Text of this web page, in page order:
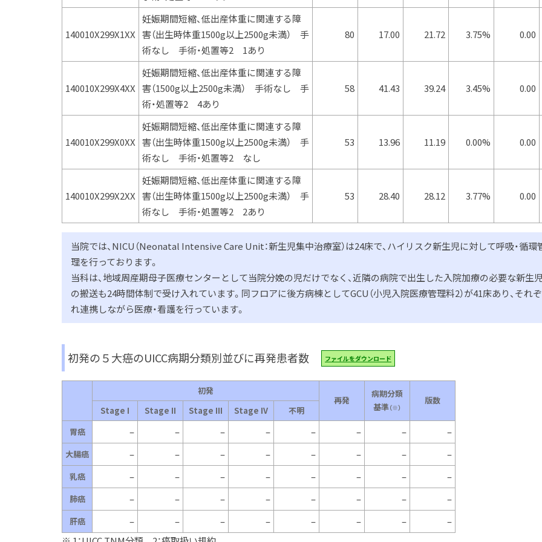
140010X299X1XX
妊娠期間短縮、低出産体重に関連する障
害（出生時体重1500g以上2500g未満） 手
術なし 手術・処置等2 1あり
80 17.00 21.72 3.75% 0.00
140010X299X4XX
妊娠期間短縮、低出産体重に関連する障
害（1500g以上2500g未満） 手術なし 手
術・処置等2 4あり
58 41.43 39.24 3.45% 0.00
140010X299X0XX
妊娠期間短縮、低出産体重に関連する障
害（出生時体重1500g以上2500g未満） 手
術なし 手術・処置等2 なし
53 13.96 11.19 0.00% 0.00
140010X299X2XX
妊娠期間短縮、低出産体重に関連する障
害（出生時体重1500g以上2500g未満） 手
術なし 手術・処置等2 2あり
53 28.40 28.12 3.77% 0.00
当院では、NICU（Neonatal Intensive Care Unit：新生児集中治療室）は24床で、ハイリスク新生児に対して呼吸・循環
理を行っております。
当科は、地域周産期母子医療センターとして当院分娩の児だけでなく、近隣の病院で出生した入院加療の必要な新生
の搬送も24時間体制で受け入れています。同フロアに後方病棟としてGCU（小児入院医療管理料2）が41床あり、それぞ
れ連携しながら医療・看護を行っています。
初発の５大癌のUICC病期分類別並びに再発患者数 ファイルをダウンロード
初発
再発
病期分類
基準（※）
版数
Stage I
Stage II Stage III Stage IV
不明
胃癌
– – – – – – – –
大腸癌 – – – – – – – –
乳癌 – – – – – – – –
肺癌 – – – – – – – –
肝癌 – – – – – – –
–